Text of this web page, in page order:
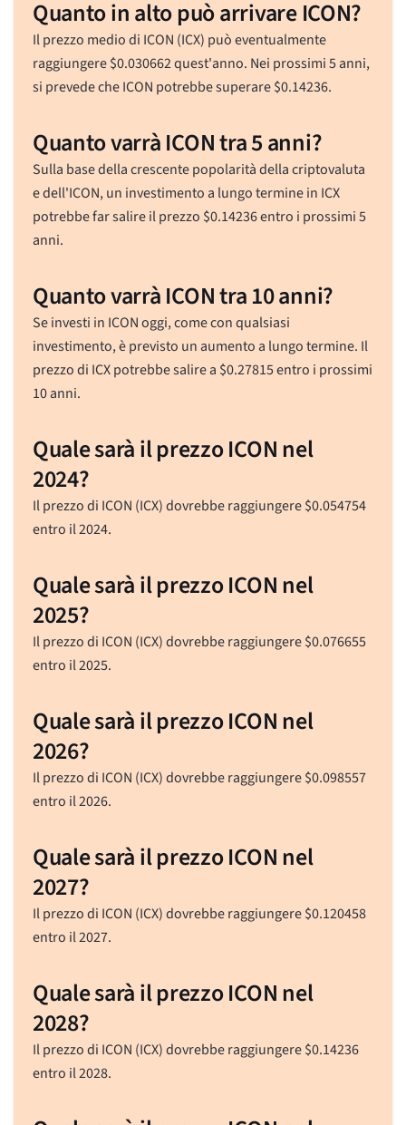
Quanto in alto può arrivare ICON?
Il prezzo medio di ICON (ICX) può eventualmente
raggiungere$0.030662quest'anno. Nei prossimi 5 anni,
si prevede che ICON potrebbe superare$0.14236.
Quanto varrà ICON tra 5 anni?
Sulla base della crescente popolarità della criptovaluta
e dell'ICON, un investimento a lungo termine in ICX
potrebbe far salire il prezzo $0.14236entro i prossimi 5
anni.
Quanto varrà ICON tra 10 anni?
Se investi in ICON oggi, come con qualsiasi
investimento, è previsto un aumento a lungo termine. Il
prezzo di ICX potrebbe salire a $0.27815entro i prossimi
10 anni.
Quale sarà il prezzo ICON nel
2024?
Il prezzo di ICON (ICX) dovrebbe raggiungere$0.054754
entro il 2024.
Quale sarà il prezzo ICON nel
2025?
Il prezzo di ICON (ICX) dovrebbe raggiungere$0.076655
entro il 2025.
Quale sarà il prezzo ICON nel
2026?
Il prezzo di ICON (ICX) dovrebbe raggiungere$0.098557
entro il 2026.
Quale sarà il prezzo ICON nel
2027?
Il prezzo di ICON (ICX) dovrebbe raggiungere$0.120458
entro il 2027.
Quale sarà il prezzo ICON nel
2028?
Il prezzo di ICON (ICX) dovrebbe raggiungere$0.14236
entro il 2028.